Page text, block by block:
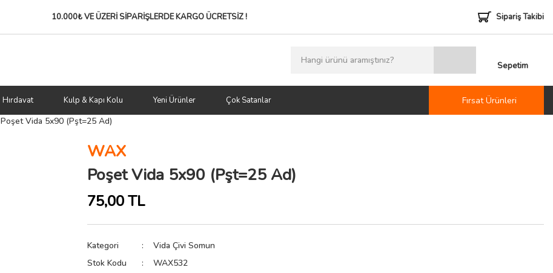
10.000₺ VE ÜZERİ SİPARİŞLERDEKARGO ÜCRETSİZ ! Sipariş Takibi
Sepetim
Hırdavat Kulp & Kapı Kolu Yeni Ürünler Çok Satanlar
Fırsat Ürünleri
Poşet Vida 5x90 (Pşt=25 Ad)
WAX
Poşet Vida 5x90 (Pşt=25 Ad)
75,00 TL
Kategori
Vida Çivi Somun
Stok Kodu
WAX532